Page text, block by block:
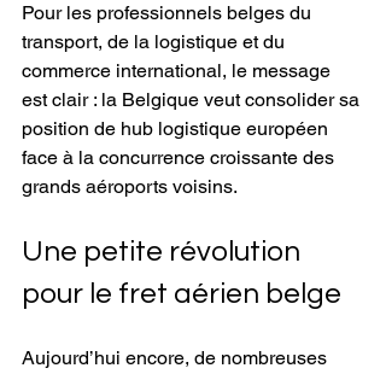
Pour les professionnels belges du
transport, de la logistique et du
commerce international, le message
est clair : la Belgique veut consolider sa
position de hub logistique européen
face à la concurrence croissante des
grands aéroports voisins.
Une petite révolution
pour le fret aérien belge
Aujourd’hui encore, de nombreuses